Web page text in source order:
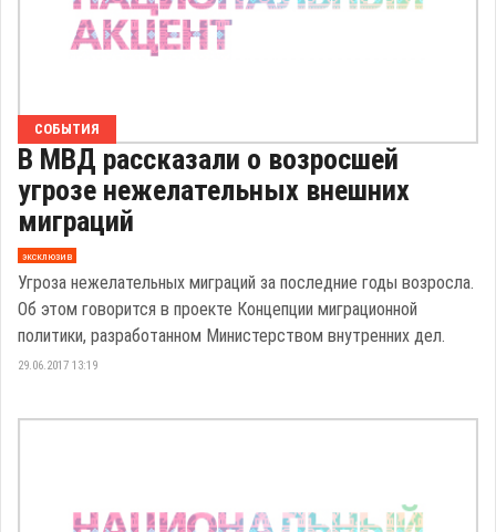
СОБЫТИЯ
В МВД рассказали о возросшей
угрозе нежелательных внешних
миграций
эксклюзив
Угроза нежелательных миграций за последние годы возросла.
Об этом говорится в проекте Концепции миграционной
политики, разработанном Министерством внутренних дел.
29.06.2017 13:19